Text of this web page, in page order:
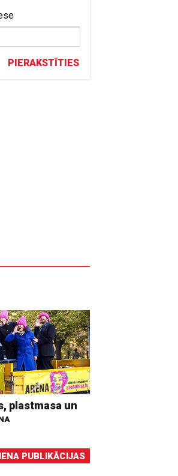
PIERAKSTĪTIES
plastmasa un
PUBLIKĀCIJAS